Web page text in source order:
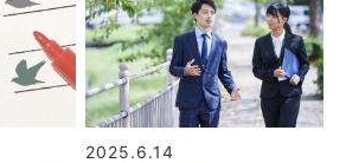
2025.6.14